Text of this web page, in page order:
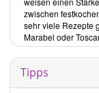
InKulinarisch
den Orient mit
Besonderheiten.
Zutaten wieBulgur
endet mit einem
orientalischen
Die Rezepte sind
zwischen
sehr viele Rezepte
Marabel oder
Tipps